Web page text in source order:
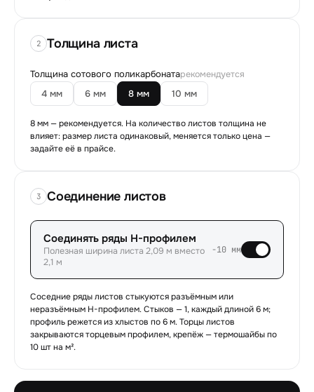
2 Толщина листа
Толщина сотового поликарбонатарекомендуется
4 мм 6 мм 8 мм 10 мм
8мм —рекомендуется. На количество листов толщина не
влияет: размер листа одинаковый, меняется только цена —
задайте её в прайсе.
3 Соединение листов
Соединять ряды H-профилем
Полезная ширина листа 2,09 м вместо
2,1 м
−10 мм
Соседние ряды листов стыкуются разъёмным или
неразъёмным H-профилем. Стыков —1, каждый длиной6м;
профиль режется из хлыстов по6м. Торцы листов
закрываются торцевым профилем, крепёж — термошайбы по
10шт на м².